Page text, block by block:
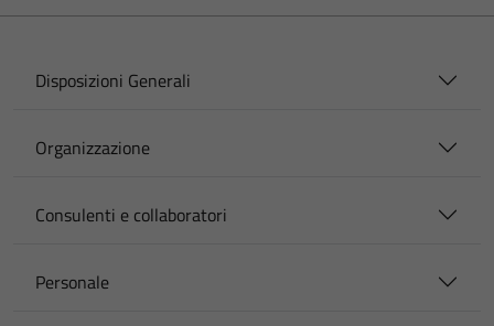
Disposizioni Generali
Organizzazione
Consulenti e collaboratori
Personale